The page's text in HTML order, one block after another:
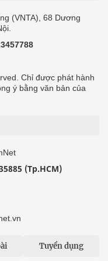
(VNTA), 68 Dương
Chỉ được phát hành
ý bằng văn bản của
(Tp.HCM)
Tuyển dụng